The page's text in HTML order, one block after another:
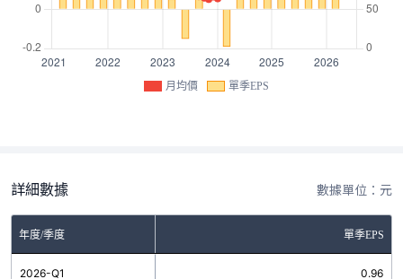
月均價 單季EPS
詳細數據 數據單位：元
年度/季度 單季EPS
2026-Q1 0.96